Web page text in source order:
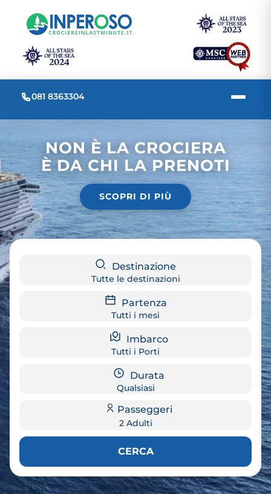
081 8363304
NON È LA CROCIERA
È DA CHI LA PRENOTI
SCOPRI DI PIÙ
Destinazione
Tutte le destinazioni
Partenza
Tutti i mesi
Imbarco
Tutti i Porti
Durata
Qualsiasi
Passeggeri
2 Adulti
CERCA